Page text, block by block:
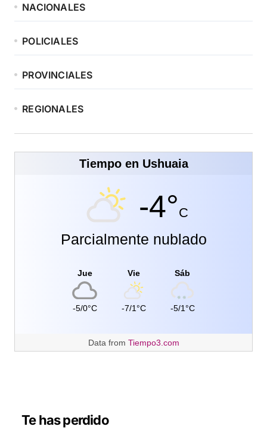
NACIONALES
POLICIALES
PROVINCIALES
REGIONALES
Tiempo en Ushuaia
-4°C
Parcialmente nublado
Jue
-5/0°C
Vie
-7/1°C
Sáb
-5/1°C
Data from Tiempo3.com
Te has perdido